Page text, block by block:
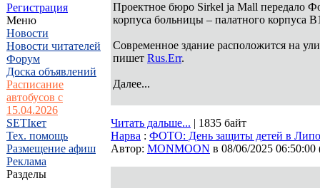
Регистрация
Меню
Новости
Новости читателей
Форум
Доска объявлений
Расписание
автобусов с
15.04.2026
SETIкет
Тех. помощь
Размещение афиш
Реклама
Разделы
Проектное бюро Sirkel ja Mall передало
корпуса больницы – палатного корпуса
Современное здание расположится на
пишет Rus.Err.
Далее...
Читать дальше... | 1835 байт
Нарва : ФОТО: День защиты детей в
Автор: MONMOON в 08/06/2025 06:50:00